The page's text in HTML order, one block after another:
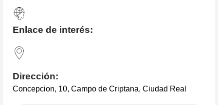
Enlace de interés:
Dirección:
Concepcion, 10, Campo de Criptana, Ciudad Real